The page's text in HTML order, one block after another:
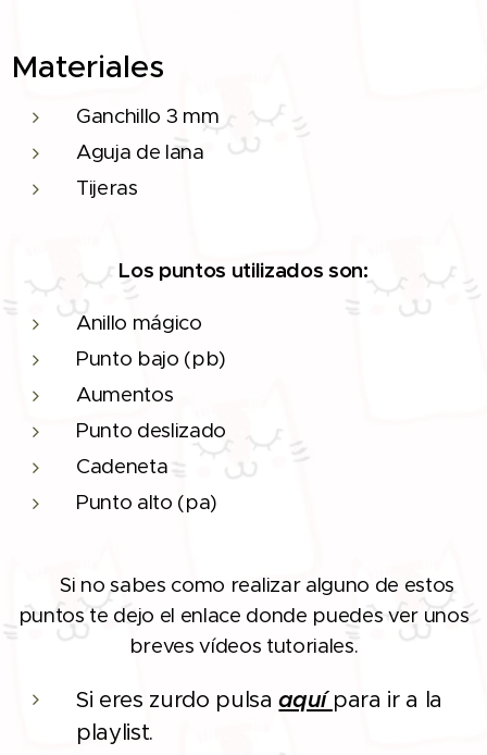
Materiales
Ganchillo 3 mm
Aguja de lana
Tijeras
Los puntos utilizados son:
Anillo mágico
Punto bajo (pb)
Aumentos
Punto deslizado
Cadeneta
Punto alto (pa)
❗Si no sabes como realizar alguno de estos
puntos te dejo el enlace donde puedes ver unos
breves vídeos tutoriales.
Si eres zurdo pulsaaquípara ir a la
playlist.